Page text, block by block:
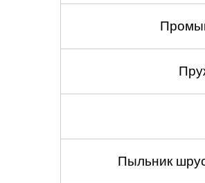
Пыльник